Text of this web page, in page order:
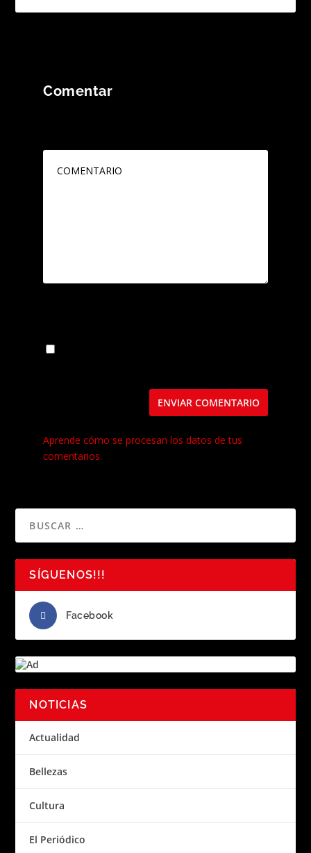
Comentar
Aprende cómo se procesan los datos de tus
comentarios.
SÍGUENOS!!!
Facebook
NOTICIAS
Actualidad
Bellezas
Cultura
El Periódico